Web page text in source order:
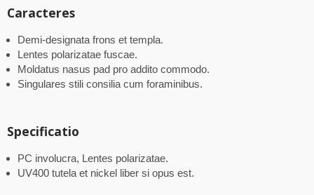
Caracteres
Demi-designata frons et templa.
Lentes polarizatae fuscae.
Moldatus nasus pad pro addito commodo.
Singulares stili consilia cum foraminibus.
Specificatio
PC involucra, Lentes polarizatae.
UV400 tutela et nickel liber si opus est.